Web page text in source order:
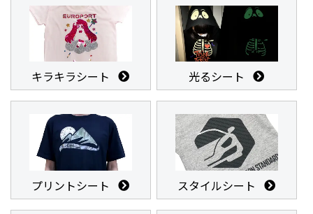
キラキラシート 光るシート
プリントシート スタイルシート